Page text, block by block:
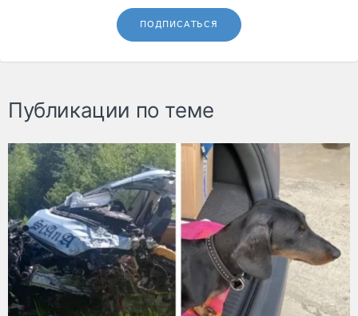
ПОДПИСАТЬСЯ
Публикации по теме